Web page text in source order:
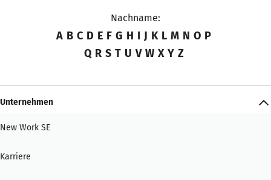
Nachname:
A B C D E F G H I J K L M N O P
Q R S T U V W X Y Z
Unternehmen
New Work SE
Karriere